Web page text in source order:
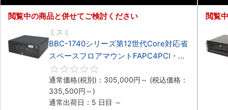
閲覧中の商品と併せてご検討ください
ミスミ
BBC-1740シリーズ第12世代Core対応省
スペースフロアマウントFAPC4PCI・
3PCIe
通常価格(税別)： 305,000円 ～ (税込価格：
335,500円 ～)
通常出荷日：5 日目 ～
閲覧